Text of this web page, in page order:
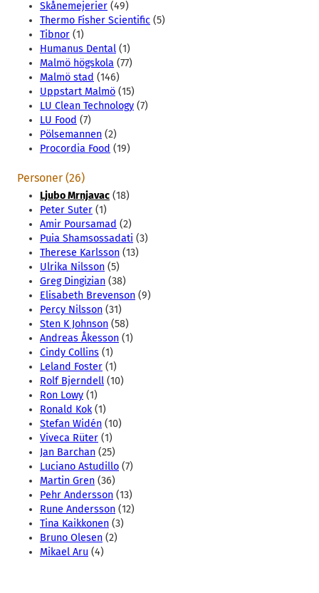
Skånemejerier (49)
Thermo Fisher Scientific (5)
Tibnor (1)
Humanus Dental (1)
Malmö högskola (77)
Malmö stad (146)
Uppstart Malmö (15)
LU Clean Technology (7)
LU Food (7)
Pölsemannen (2)
Procordia Food (19)
Personer (26)
Ljubo Mrnjavac (18)
Peter Suter (1)
Amir Poursamad (2)
Puia Shamsossadati (3)
Therese Karlsson (13)
Ulrika Nilsson (5)
Greg Dingizian (38)
Elisabeth Brevenson (9)
Percy Nilsson (31)
Sten K Johnson (58)
Andreas Åkesson (1)
Cindy Collins (1)
Leland Foster (1)
Rolf Bjerndell (10)
Ron Lowy (1)
Ronald Kok(1)
Stefan Widén (10)
Viveca Rüter (1)
Jan Barchan (25)
Luciano Astudillo (7)
Martin Gren (36)
Pehr Andersson (13)
Rune Andersson (12)
Tina Kaikkonen (3)
Bruno Olesen (2)
Mikael Aru (4)